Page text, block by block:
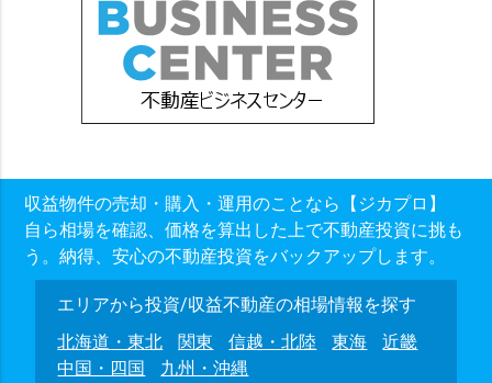
収益物件の売却・購入・運用のことなら【ジカプロ】
自ら相場を確認、価格を算出した上で不動産投資に挑も
う。納得、安心の不動産投資をバックアップします。
エリアから投資/収益不動産の相場情報を探す
北海道・東北
関東 信越・北陸 東海
近畿
中国・四国
九州・沖縄